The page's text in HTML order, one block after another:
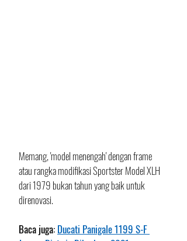
Memang, 'model menengah' dengan frame
atau rangka modifikasi Sportster Model XLH
dari 1979 bukan tahun yang baik untuk
direnovasi.
Baca juga: Ducati Panigale 1199 S-F